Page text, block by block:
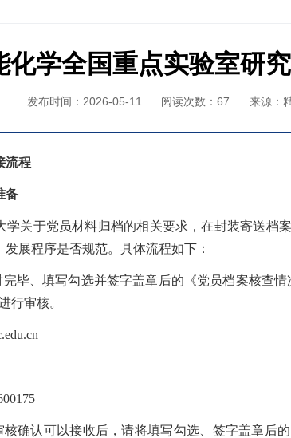
化学全国重点实验室研
发布时间：2026-05-11 阅读次数： 67 来源：
流程
备
学关于党员材料归档的相关要求，在封装寄送档
展程序是否规范。具体流程如下：
完毕、填写勾选并签字盖章后的《党员档案核查
行审核。
核确认可以接收后，请将填写勾选、签字盖章后